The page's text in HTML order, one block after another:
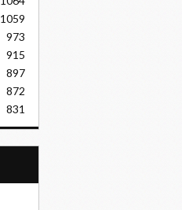
1059
973
915
897
872
831